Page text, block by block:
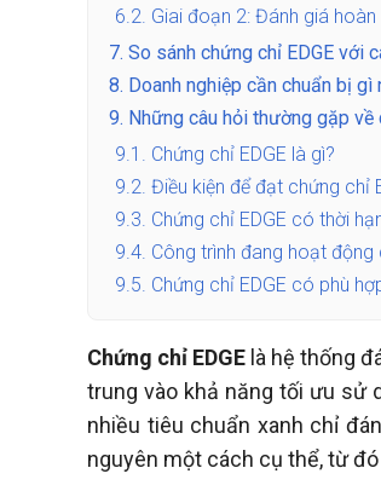
6.2. Giai đoạn 2: Đánh giá
7. So sánh chứng chỉ EDGE với
8. Doanh nghiệp cần chuẩn bị gì
9. Những câu hỏi thường gặp về
9.1. Chứng chỉ EDGE là gì?
9.2. Điều kiện để đạt chứng chỉ
9.3. Chứng chỉ EDGE có thời
9.4. Công trình đang hoạt
9.5. Chứng chỉ EDGE có phù
Chứng chỉ EDGE là hệ thống
trung vào khả năng tối ưu sử
nhiều tiêu chuẩn xanh chỉ
nguyên một cách cụ thể, từ